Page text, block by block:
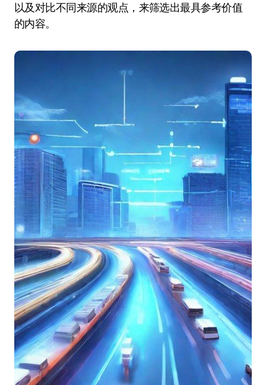
以及对比不同来源的观点，来筛选出最具参考价值
的内容。